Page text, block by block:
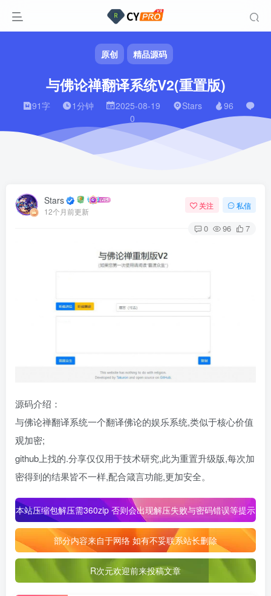
原创 精品源码
与佛论禅翻译系统V2(重置版)
91字 1分钟 2025-08-19 Stars
96
0
Stars
12个月前更新
关注 私信
0 96 7
源码介绍：
与佛论禅翻译系统一个翻译佛论的娱乐系统,类似于核心价值
观加密;
github上找的.分享仅仅用于技术研究,此为重置升级版,每次加
密得到的结果皆不一样,配合箴言功能,更加安全。
本站压缩包解压需360zip 否则会出现解压失败与密码错误等提示
部分内容来自于网络 如有不妥联系站长删除
R次元欢迎前来投稿文章